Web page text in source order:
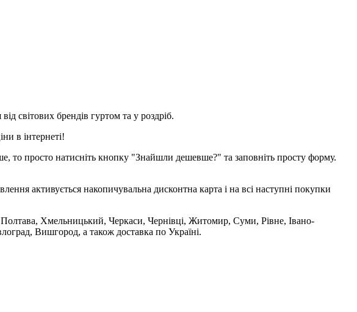
світових брендів гуртом та у роздріб.
в інтернеті!
то просто натисніть кнопку "Знайшли дешевше?" та заповніть просту форму.
активується накопичувальна дисконтна карта і на всі наступні покупки
Хмельницький, Черкаси, Чернівці, Житомир, Суми, Рівне, Івано-
Вишгород, а також доставка по Україні.